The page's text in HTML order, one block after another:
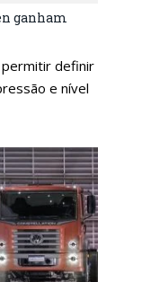
ganham
permitir definir
e nível